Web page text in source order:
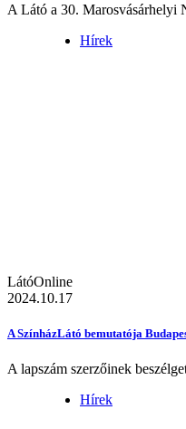
A Látó a 30. Marosvásárhelyi
Hírek
LátóOnline
2024.10.17
A SzínházLátó bemutatója
A lapszám szerzőinek
Hírek